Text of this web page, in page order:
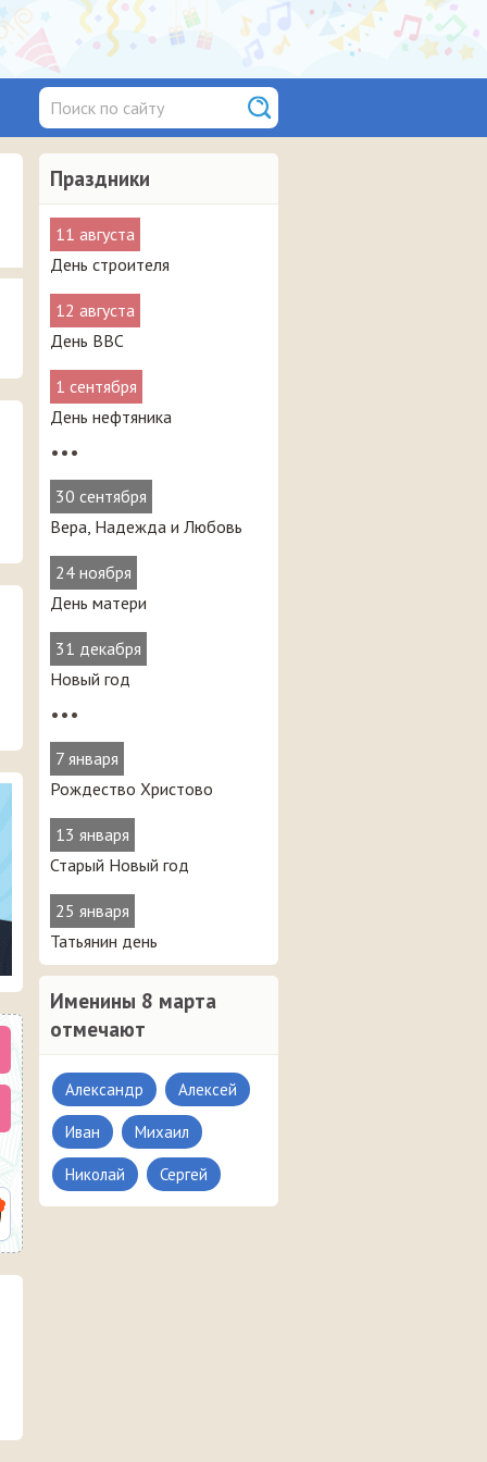
Праздники
11 августа
День строителя
12 августа
День ВВС
1 сентября
День нефтяника
•••
30 сентября
Вера, Надежда и Любовь
24 ноября
День матери
31 декабря
Новый год
•••
7 января
Рождество Христово
13 января
Старый Новый год
25 января
Татьянин день
Именины 8 марта
отмечают
Александр Алексей
Иван Михаил
Николай Сергей